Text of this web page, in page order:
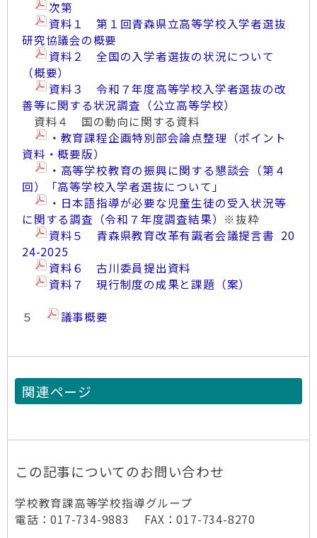
次第
資料１ 第１回青森県立高等学校入学者選抜
研究協議会の概要
資料２ 全国の入学者選抜の状況について
（概要）
資料３ 令和７年度高等学校入学者選抜の改
善等に関する状況調査（公立高等学校）
資料４ 国の動向に関する資料
・教育課程企画特別部会論点整理（ポイント
資料・概要版）
・高等学校教育の振興に関する懇談会（第４
回）「高等学校入学者選抜について」
・日本語指導が必要な児童生徒の受入状況等
に関する調査（令和７年度調査結果） ※抜粋
資料５ 青森県教育改革有識者会議提言書 20
24-2025
資料６ 古川委員提出資料
資料７ 現行制度の成果と課題（案）
５
議事概要
関連ページ
この記事についてのお問い合わせ
学校教育課高等学校指導グループ
電話：017-734-9883 FAX：017-734-8270